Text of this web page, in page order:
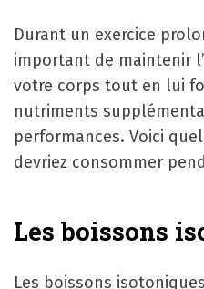
Durant un exercice
important de maintenir
votre corps tout en lui
nutriments
performances. Voici
devriez consommer
Les boissons
Les boissons